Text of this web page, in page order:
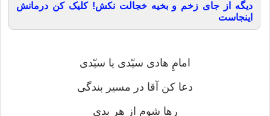
دیگه از جای زخم و بخیه خجالت نکش! کلیک کن درمانش
اینجاست
امامِ هادی سیّدی یا سیّدی
دعا کن آقا در مسیر بندگی
رها شوم از هر بدی